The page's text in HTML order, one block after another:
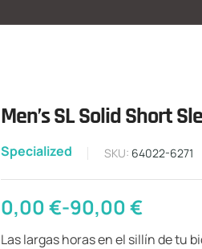
Men’s SL Solid Short
Specialized SKU: 64022-6271
0,00€-90,00€
Las largas horas en el sillín de tu